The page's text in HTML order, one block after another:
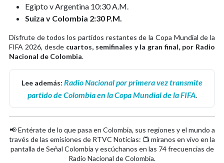
Egipto v Argentina 10:30 A.M.
Suiza v Colombia 2:30 P.M.
Disfrute de todos los partidos restantes de la Copa Mundial de la
FIFA 2026, desde cuartos, semifinales y la gran final, por Radio
Nacional de Colombia.
Lee además: Radio Nacional por primera vez transmite
partido de Colombia en la Copa Mundial de la FIFA.
📢 Entérate de lo que pasa en Colombia, sus regiones y el mundo a
través de las emisiones de RTVC Noticias: 📺 míranos en vivo en la
pantalla de Señal Colombia y escúchanos en las 74 frecuencias de
Radio Nacional de Colombia.